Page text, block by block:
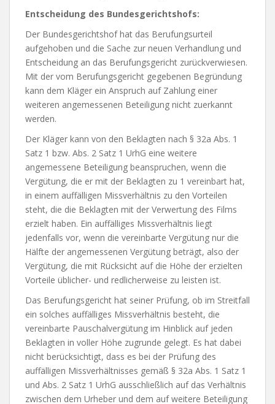
Entscheidung des Bundesgerichtshofs:
Der Bundesgerichtshof hat das Berufungsurteil
aufgehoben und die Sache zur neuen Verhandlung und
Entscheidung an das Berufungsgericht zurückverwiesen.
Mit der vom Berufungsgericht gegebenen Begründung
kann dem Kläger ein Anspruch auf Zahlung einer
weiteren angemessenen Beteiligung nicht zuerkannt
werden.
Der Kläger kann von den Beklagten nach § 32a Abs. 1
Satz 1 bzw. Abs. 2 Satz 1 UrhG eine weitere
angemessene Beteiligung beanspruchen, wenn die
Vergütung, die er mit der Beklagten zu 1 vereinbart hat,
in einem auffälligen Missverhältnis zu den Vorteilen
steht, die die Beklagten mit der Verwertung des Films
erzielt haben. Ein auffälliges Missverhältnis liegt
jedenfalls vor, wenn die vereinbarte Vergütung nur die
Hälfte der angemessenen Vergütung beträgt, also der
Vergütung, die mit Rücksicht auf die Höhe der erzielten
Vorteile üblicher- und redlicherweise zu leisten ist.
Das Berufungsgericht hat seiner Prüfung, ob im Streitfall
ein solches auffälliges Missverhältnis besteht, die
vereinbarte Pauschalvergütung im Hinblick auf jeden
Beklagten in voller Höhe zugrunde gelegt. Es hat dabei
nicht berücksichtigt, dass es bei der Prüfung des
auffälligen Missverhältnisses gemäß § 32a Abs. 1 Satz 1
und Abs. 2 Satz 1 UrhG ausschließlich auf das Verhältnis
zwischen dem Urheber und dem auf weitere Beteiligung